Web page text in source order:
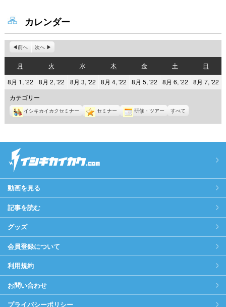
カレンダー
前へ 次へ
月
曜
日
火
曜
日
水水
曜
日
木
曜
日
金金
曜
日
土
曜
日
日
曜
日
8月 1, '222022
年
8
月
1
8月 2, '222022
年
8
月
2
8月 3, '222022
年
8
月
3
8月 4, '22
2022
年
8
月
4
8月 5, '22
2022
年
8
月
5
8月 6, '22
2022
年
8
月
6
8月 7, '22
年
7
カテゴリー
イシキカイカクセミナー セミナー 研修・ツアー すべて
動画を見る
記事を読む
グッズ
会員登録について
利用規約
お問い合わせ
プライバシーポリシー